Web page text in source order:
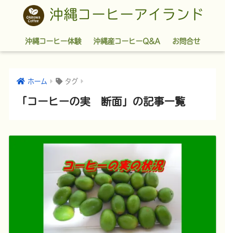
沖縄コーヒーアイランド
沖縄コーヒー体験 沖縄産コーヒーQ&A お問合せ
ホーム タグ
「コーヒーの実 断面」の記事一覧